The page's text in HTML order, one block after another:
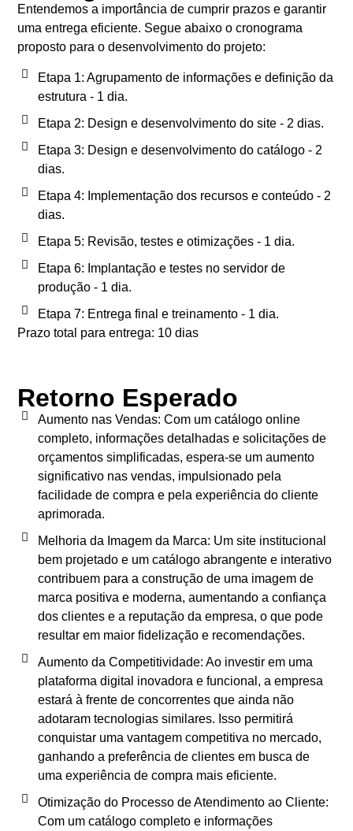
Entendemos a importância de cumprir prazos e garantir
uma entrega eficiente. Segue abaixo o cronograma
proposto para o desenvolvimento do projeto:
Etapa 1: Agrupamento de informações e definição da
estrutura - 1 dia.
Etapa 2: Design e desenvolvimento do site - 2 dias.
Etapa 3: Design e desenvolvimento do catálogo - 2
dias.
Etapa 4: Implementação dos recursos e conteúdo - 2
dias.
Etapa 5: Revisão, testes e otimizações - 1 dia.
Etapa 6: Implantação e testes no servidor de
produção - 1 dia.
Etapa 7: Entrega final e treinamento - 1 dia.
Prazo total para entrega: 10 dias
Retorno Esperado
Aumento nas Vendas: Com um catálogo online
completo, informações detalhadas e solicitações de
orçamentos simplificadas, espera-se um aumento
significativo nas vendas, impulsionado pela
facilidade de compra e pela experiência do cliente
aprimorada.
Melhoria da Imagem da Marca: Um site institucional
bem projetado e um catálogo abrangente e interativo
contribuem para a construção de uma imagem de
marca positiva e moderna, aumentando a confiança
dos clientes e a reputação da empresa, o que pode
resultar em maior fidelização e recomendações.
Aumento da Competitividade: Ao investir em uma
plataforma digital inovadora e funcional, a empresa
estará à frente de concorrentes que ainda não
adotaram tecnologias similares. Isso permitirá
conquistar uma vantagem competitiva no mercado,
ganhando a preferência de clientes em busca de
uma experiência de compra mais eficiente.
Otimização do Processo de Atendimento ao Cliente:
Com um catálogo completo e informações